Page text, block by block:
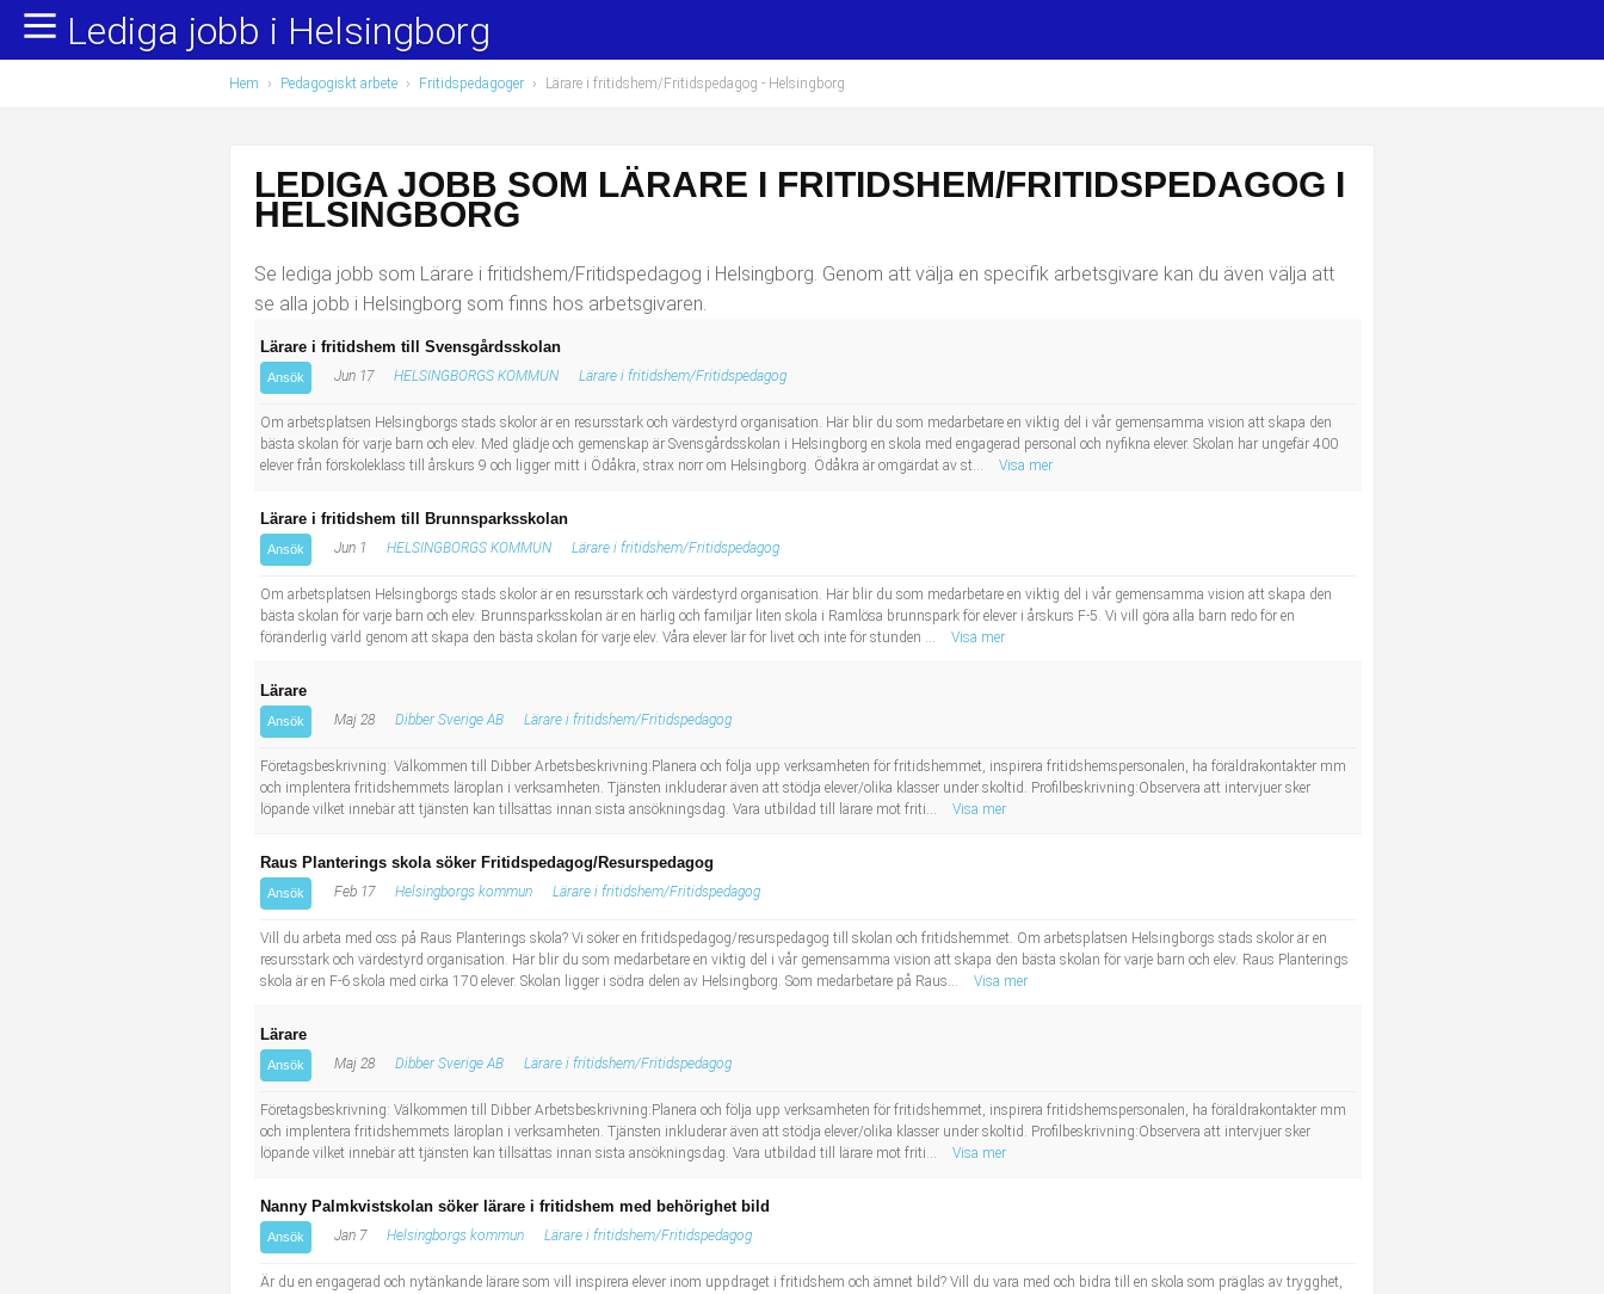
Yrkesområden
Administration, ekonomi, juridik
Chefer och verksamhetsledare
Hotell, restaurang, storhushåll
Installation, drift, underhåll
Naturvetenskapligt arbete
Sanering och renhållning
Populära jobb
Undersköterska, hemtjänst och äldreboende
Lärare i förskola/Förskollärare
Bussförare/Busschaufför
Behandlingsassistent/Socialpedagog
Tidningsbud/Tidningsdistributör
Lärare i fritidshem/Fritidspedagog
Läkarsekreterare/Vårdadmin/Medicinsk sekreterare
Informatör/Kommunikatör
Sjuksköterska, grundutbildad
Lediga jobb i Helsingborg
Hem › Pedagogiskt arbete › Fritidspedagoger › Lärare i fritidshem/Fritidspedagog - Helsingborg
LEDIGA JOBB SOM LÄRARE I FRITIDSHEM/FRITIDSPEDAGOG I
HELSINGBORG
Se lediga jobb som Lärare i fritidshem/Fritidspedagog i Helsingborg. Genom att välja en specifik arbetsgivare kan du även välja att
se alla jobb i Helsingborg som finns hos arbetsgivaren.
Lärare i fritidshem till Svensgårdsskolan
Ansök Jun 17 HELSINGBORGS KOMMUN Lärare i fritidshem/Fritidspedagog
Om arbetsplatsen Helsingborgs stads skolor är en resursstark och värdestyrd organisation. Här blir du som medarbetare en viktig del i vår gemensamma vision att skapa den
bästa skolan för varje barn och elev. Med glädje och gemenskap är Svensgårdsskolan i Helsingborg en skola med engagerad personal och nyfikna elever. Skolan har ungefär 400
elever från förskoleklass till årskurs 9 och ligger mitt i Ödåkra, strax norr om Helsingborg. Ödåkra är omgärdat av st...
Visa mer
Lärare i fritidshem till Brunnsparksskolan
Ansök Jun 1 HELSINGBORGS KOMMUN Lärare i fritidshem/Fritidspedagog
Om arbetsplatsen Helsingborgs stads skolor är en resursstark och värdestyrd organisation. Här blir du som medarbetare en viktig del i vår gemensamma vision att skapa den
bästa skolan för varje barn och elev. Brunnsparksskolan är en härlig och familjär liten skola i Ramlösa brunnspark för elever i årskurs F-5. Vi vill göra alla barn redo för en
föränderlig värld genom att skapa den bästa skolan för varje elev. Våra elever lär för livet och inte för stunden ...
Visa mer
Lärare
Ansök Maj 28 Dibber Sverige AB Lärare i fritidshem/Fritidspedagog
Företagsbeskrivning: Välkommen till Dibber Arbetsbeskrivning:Planera och följa upp verksamheten för fritidshemmet, inspirera fritidshemspersonalen, ha föräldrakontakter mm
och implentera fritidshemmets läroplan i verksamheten. Tjänsten inkluderar även att stödja elever/olika klasser under skoltid. Profilbeskrivning:Observera att intervjuer sker
löpande vilket innebär att tjänsten kan tillsättas innan sista ansökningsdag. Vara utbildad till lärare mot friti...
Visa mer
Raus Planterings skola söker Fritidspedagog/Resurspedagog
Ansök Feb 17 Helsingborgs kommun Lärare i fritidshem/Fritidspedagog
Vill du arbeta med oss på Raus Planterings skola? Vi söker en fritidspedagog/resurspedagog till skolan och fritidshemmet. Om arbetsplatsen Helsingborgs stads skolor är en
resursstark och värdestyrd organisation. Här blir du som medarbetare en viktig del i vår gemensamma vision att skapa den bästa skolan för varje barn och elev. Raus Planterings
skola är en F-6 skola med cirka 170 elever. Skolan ligger i södra delen av Helsingborg. Som medarbetare på Raus...
Visa mer
Lärare
Ansök Maj 28 Dibber Sverige AB Lärare i fritidshem/Fritidspedagog
Företagsbeskrivning: Välkommen till Dibber Arbetsbeskrivning:Planera och följa upp verksamheten för fritidshemmet, inspirera fritidshemspersonalen, ha föräldrakontakter mm
och implentera fritidshemmets läroplan i verksamheten. Tjänsten inkluderar även att stödja elever/olika klasser under skoltid. Profilbeskrivning:Observera att intervjuer sker
löpande vilket innebär att tjänsten kan tillsättas innan sista ansökningsdag. Vara utbildad till lärare mot friti...
Visa mer
Nanny Palmkvistskolan söker lärare i fritidshem med behörighet bild
Ansök Jan 7 Helsingborgs kommun Lärare i fritidshem/Fritidspedagog
Är du en engagerad och nytänkande lärare som vill inspirera elever inom uppdraget i fritidshem och ämnet bild? Vill du vara med och bidra till en skola som präglas av trygghet,